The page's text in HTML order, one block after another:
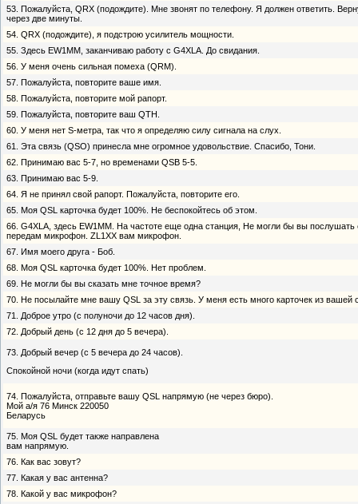
53. Пожалуйста, QRX (подождите). Мне звонят по телефону. Я должен ответить.
через две минуты.
54. QRX (подождите), я подстрою усилитель мощности.
55. Здесь EW1MM, заканчиваю работу с G4XLA. До свидания.
56. У меня очень сильная помеxa (QRM).
57. Пожалуйста, повторите ваше имя.
58. Пожалуйста, повторите мой paпорт.
59. Пожалуйста, повторите ваш QTH.
60. У меня нет S-метра, так что я определяю силу сигнала на слух.
61. Эта связь (QSO) принесла мне огромное удовольствие. Спасибо, Тони.
62. Принимаю вас 5-7, но временами QSB 5-5.
63. Принимаю вас 5-9.
64. Я не принял свой рапорт. Пожалуйста, повторите его.
65. Моя QSL карточка будет 100%. He беспокойтесь об этом.
66. G4XLA, здесь EW1MM. На частоте еще одна станция, He могли бы вы послушать
передам микрофон. ZL1XX вам микрофон.
67. Имя моего друга - Боб.
68. Моя QSL карточка будет 100%. Нет проблем.
69. Не могли бы вы сказать мне точное время?
70. He посылайте мне вашу QSL за эту связь. У меня есть много карточек из вашей
71. Доброе утро (с полуночи до 12 часов дня).
72. Добрый день (с 12 дня до 5 вечера).
73. Добрый вечер (с 5 вечера до 24 часов).
Спокойной ночи (когда идут спать)
74. Пожалуйста, отправьте вашу QSL напрямую (не через бюро).
Мой а/я 76 Минск 220050
Беларусь
75. Моя QSL будет также направлена
вам напрямую.
76. Как вас зовут?
77. Какая у вас антенна?
78. Какой у вас микрофон?